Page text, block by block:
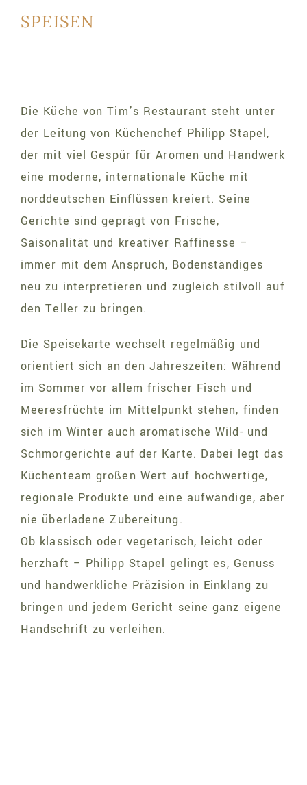
SPEISEN
Die Küche von Tim’s Restaurant steht unter
der Leitung von Küchenchef Philipp Stapel,
der mit viel Gespür für Aromen und Handwerk
eine moderne, internationale Küche mit
norddeutschen Einflüssen kreiert. Seine
Gerichte sind geprägt von Frische,
Saisonalität und kreativer Raffinesse –
immer mit dem Anspruch, Bodenständiges
neu zu interpretieren und zugleich stilvoll auf
den Teller zu bringen.
Die Speisekarte wechselt regelmäßig und
orientiert sich an den Jahreszeiten: Während
im Sommer vor allem frischer Fisch und
Meeresfrüchte im Mittelpunkt stehen, finden
sich im Winter auch aromatische Wild- und
Schmorgerichte auf der Karte. Dabei legt das
Küchenteam großen Wert auf hochwertige,
regionale Produkte und eine aufwändige, aber
nie überladene Zubereitung.
Ob klassisch oder vegetarisch, leicht oder
herzhaft – Philipp Stapel gelingt es, Genuss
und handwerkliche Präzision in Einklang zu
bringen und jedem Gericht seine ganz eigene
Handschrift zu verleihen.